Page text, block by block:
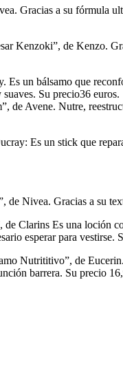
Gracias a su fórmula
Kenzoki”, de Kenzo.
un bálsamo que
Su precio36 euros.
de Avene. Nutre,
Es un stick que
Nivea. Gracias a su
Clarins Es una loción
esperar para vestirse.
Nutrititivo”, de
barrera. Su precio